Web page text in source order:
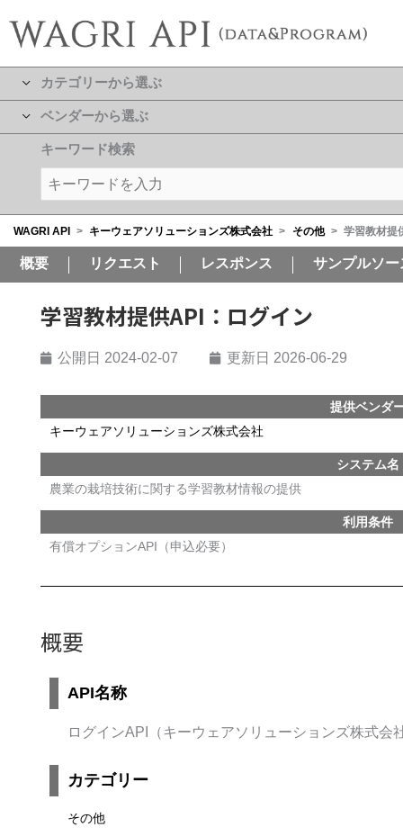
カテゴリーから選ぶ
ベンダーから選ぶ
キーワード検索
WAGRI API > キーウェアソリューションズ株式会社 > その他 > 学習教材提
概要 リクエスト レスポンス サンプルソ
学習教材提供API：ログイン
公開日 2024-02-07 更新日 2026-06-29
提供ベンダ
キーウェアソリューションズ株式会社
システム名
農業の栽培技術に関する学習教材情報の提供
利用条件
有償オプションAPI（申込必要）
概要
API名称
ログインAPI（キーウェアソリューションズ株式会
カテゴリー
その他